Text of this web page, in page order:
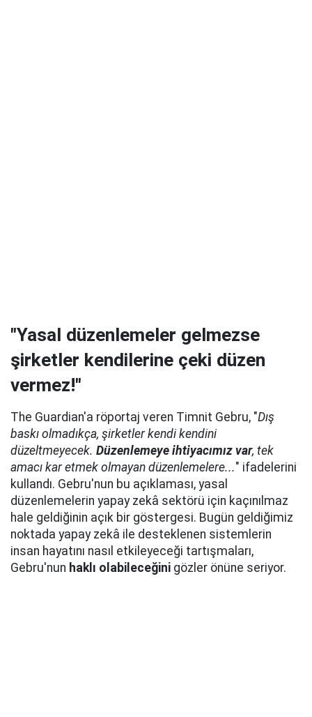
"Yasal düzenlemeler gelmezse
şirketler kendilerine çeki düzen
vermez!"
The Guardian'a röportaj veren Timnit Gebru, "Dış
baskı olmadıkça, şirketler kendi kendini
düzeltmeyecek. Düzenlemeye ihtiyacımız var, tek
amacı kar etmek olmayan düzenlemelere..." ifadelerini
kullandı. Gebru'nun bu açıklaması, yasal
düzenlemelerin yapay zekâ sektörü için kaçınılmaz
hale geldiğinin açık bir göstergesi. Bugün geldiğimiz
noktada yapay zekâ ile desteklenen sistemlerin
insan hayatını nasıl etkileyeceği tartışmaları,
Gebru'nun haklı olabileceğini gözler önüne seriyor.